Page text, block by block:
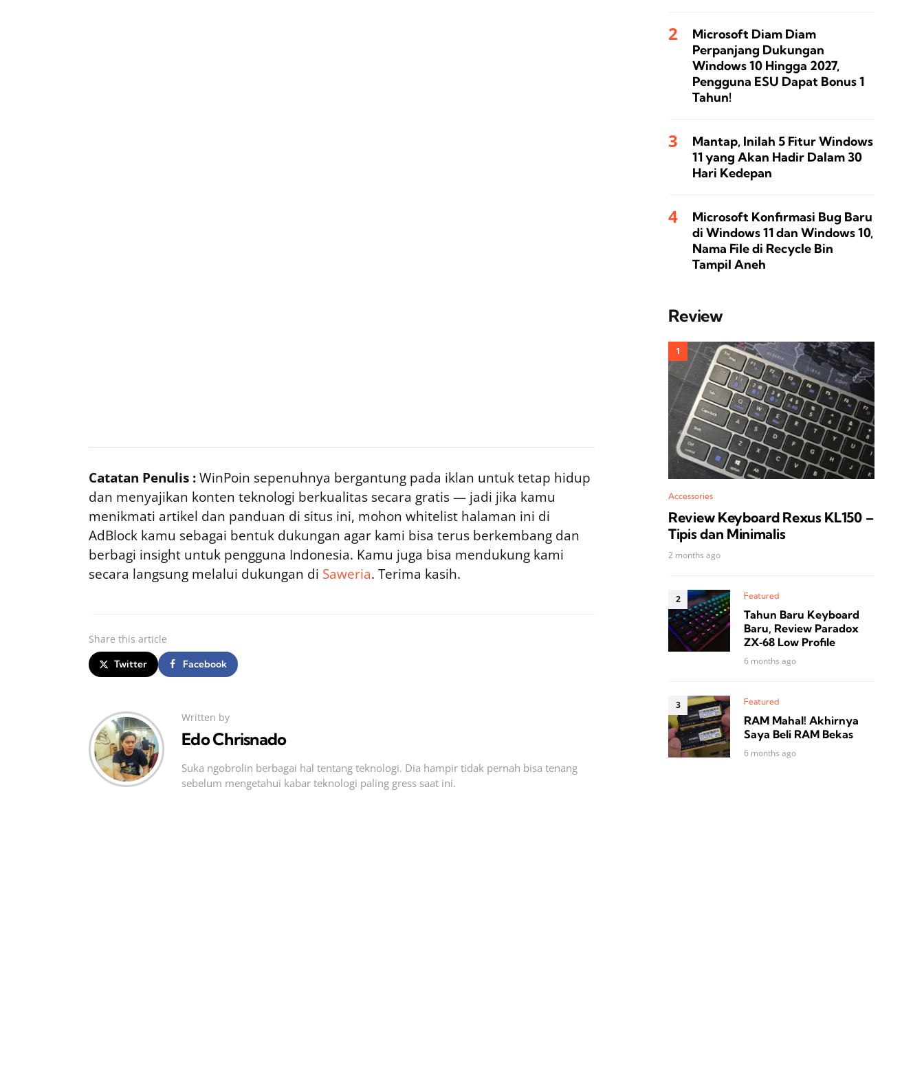
Catatan Penulis :WinPoin sepenuhnya bergantung pada iklan untuk tetap hidup
dan menyajikan konten teknologi berkualitas secara gratis — jadi jika kamu
menikmati artikel dan panduan di situs ini, mohon whitelist halaman ini di
AdBlock kamu sebagai bentuk dukungan agar kami bisa terus berkembang dan
berbagi insight untuk pengguna Indonesia. Kamu juga bisa mendukung kami
secara langsung melalui dukungan di Saweria. Terima kasih.
Share this article
Twitter Facebook
Written by
Edo Chrisnado
Suka ngobrolin berbagai hal tentang teknologi. Dia hampir tidak pernah bisa tenang
sebelum mengetahui kabar teknologi paling gress saat ini.
Microsoft Diam Diam
Perpanjang Dukungan
Windows 10 Hingga 2027,
Pengguna ESU Dapat Bonus 1
Tahun!
Mantap, Inilah 5 Fitur Windows
11 yang Akan Hadir Dalam 30
Hari Kedepan
Microsoft Konfirmasi Bug Baru
di Windows 11 dan Windows 10,
Nama File di Recycle Bin
Tampil Aneh
Review
Accessories
Review Keyboard Rexus KL150 –
Tipis dan Minimalis
2 months ago
Featured
Tahun Baru Keyboard
Baru, Review Paradox
ZX‑68 Low Profile
6 months ago
Featured
RAM Mahal! Akhirnya
Saya Beli RAM Bekas
6 months ago